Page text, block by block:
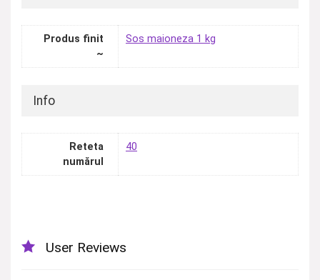
Produs finit
~
Sos maioneza 1 kg
Info
Reteta
numărul
40
User Reviews